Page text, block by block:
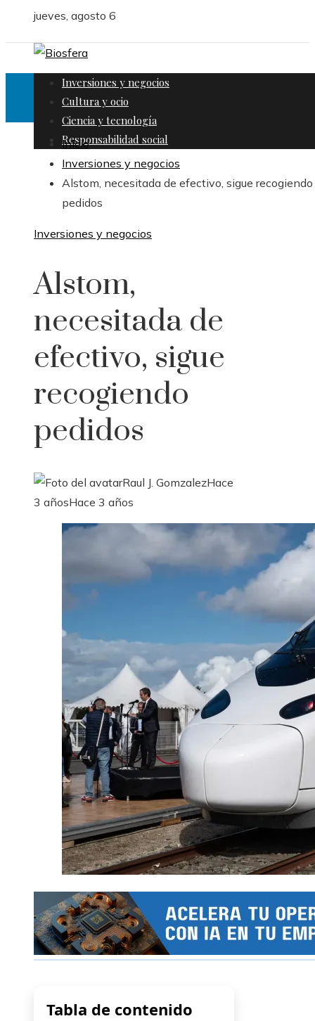
jueves, agosto 6
Inversiones y negocios
Cultura y ocio
Ciencia y tecnología
Responsabilidad social
Inicio
Inversiones y negocios
Alstom, necesitada de efectivo, sigue recogiendo
pedidos
Inversiones y negocios
Alstom,
necesitada de
efectivo, sigue
recogiendo
pedidos
Raul J. GomzalezHace
3 añosHace 3 años
Tabla de contenido